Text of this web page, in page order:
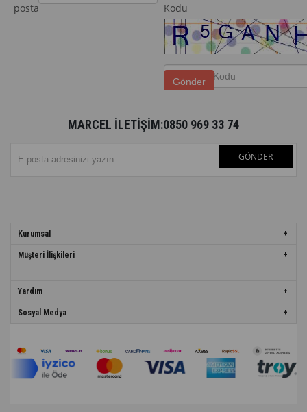
posta
Kodu
MARCEL İLETİŞİM:0850 969 33 74
GÖNDER
Kurumsal
Müşteri İlişkileri
Yardım
Sosyal Medya